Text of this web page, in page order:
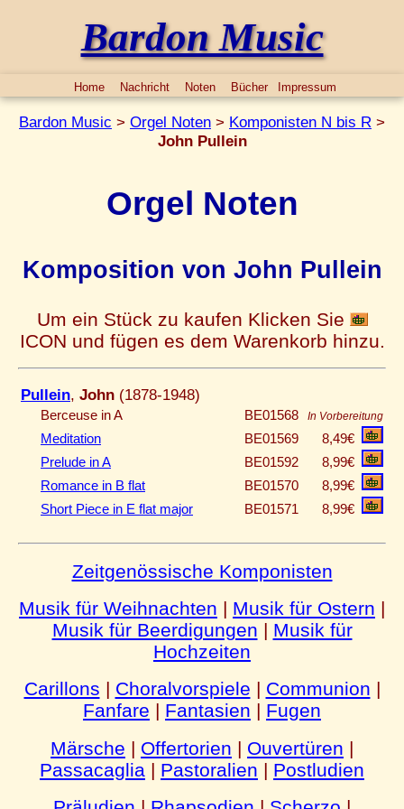
Bardon Music
Home Nachricht Noten Bücher Impressum
Bardon Music > Orgel Noten > Komponisten N bis R >
John Pullein
Orgel Noten
Komposition von John Pullein
Um ein Stück zu kaufen Klicken Sie
ICON und fügen es dem Warenkorb hinzu.
Pullein, John (1878-1948)
Berceuse in A BE01568 In Vorbereitung
Meditation BE01569
8,49€
Prelude in A
BE01592
8,99€
Romance in B flat
BE01570
8,99€
Short Piece in E flat major
BE01571 8,99€
Zeitgenössische Komponisten
Musik für Weihnachten | Musik für Ostern |
Musik für Beerdigungen | Musik für
Hochzeiten
Carillons | Choralvorspiele | Communion |
Fanfare | Fantasien | Fugen
Märsche | Offertorien | Ouvertüren |
Passacaglia | Pastoralien | Postludien